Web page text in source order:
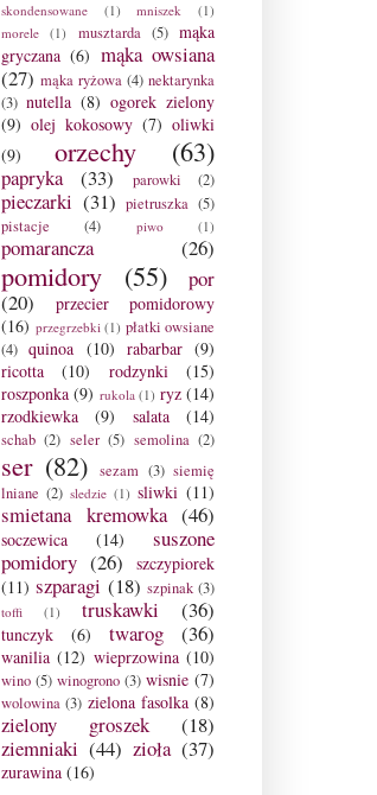
skondensowane
(1) mniszek
(1)
morele
(1) musztarda (5) mąka
gryczana (6) mąka owsiana
(27) mąka ryżowa (4) nektarynka
(3) nutella (8) ogorek zielony
(9) olej kokosowy (7) oliwki
(9)
orzechy (63)
papryka (33) parowki (2)
pieczarki (31) pietruszka (5)
pistacje
(4) piwo (1)
pomarancza (26)
pomidory (55)
por
(20)
przecier pomidorowy
(16) przegrzebki (1) płatki owsiane
(4) quinoa (10) rabarbar (9)
ricotta
(10) rodzynki
(15)
roszponka (9) rukola (1) ryz (14)
rzodkiewka
(9) salata (14)
schab (2) seler (5) semolina (2)
ser (82) sezam (3) siemię
lniane (2) sledzie (1) sliwki (11)
smietana kremowka (46)
soczewica (14)
suszone
pomidory (26)
szczypiorek
(11) szparagi (18) szpinak (3)
toffi (1) truskawki (36)
tunczyk (6) twarog (36)
wanilia (12) wieprzowina (10)
wino (5) winogrono (3) wisnie (7)
wolowina (3) zielona fasolka (8)
zielony groszek
(18)
ziemniaki (44) zioła (37)
zurawina (16)